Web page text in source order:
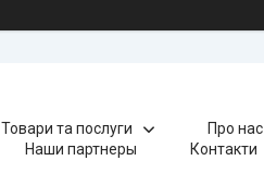
Товари та послуги Про нас
Наши партнеры
Контакти